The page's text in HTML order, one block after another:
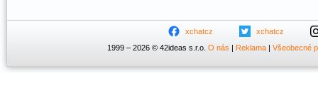
xchatcz
xchatcz
1999 – 2026 © 42ideas s.r.o. O nás | Reklama | Všeobecné